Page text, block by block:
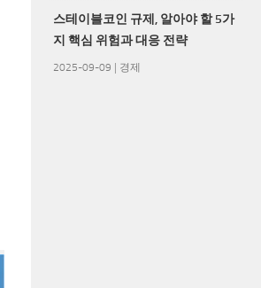
스테이블코인 규제, 알아야 할 5가
지 핵심 위험과 대응 전략
2025-09-09 | 경제